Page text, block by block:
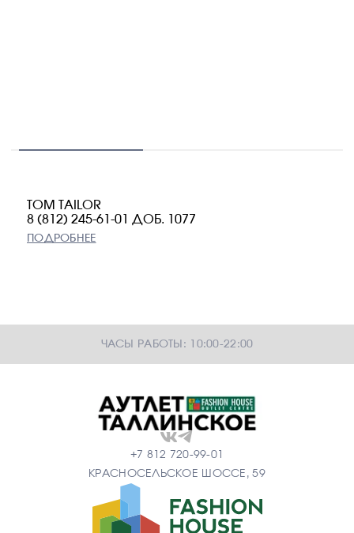
TOM TAILOR
8 (812) 245-61-01 ДОБ. 1077
ПОДРОБНЕЕ
ЧАСЫ РАБОТЫ: 10:00-22:00
+7 812 720-99-01
КРАСНОСЕЛЬСКОЕ ШОССЕ, 59